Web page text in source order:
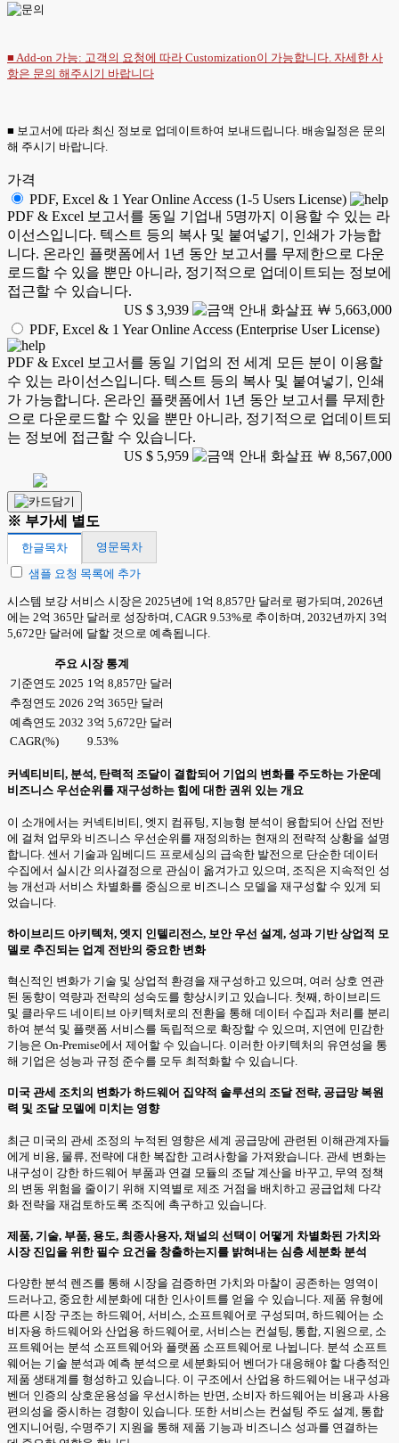
■ Add-on 가능: 고객의 요청에 따라 Customization이 가능합니다. 자세한 사
항은 문의 해주시기 바랍니다
■ 보고서에 따라 최신 정보로 업데이트하여 보내드립니다. 배송일정은 문의
해 주시기 바랍니다.
가격
PDF, Excel & 1 Year Online Access (1-5 Users License)
PDF & Excel 보고서를 동일 기업내 5명까지 이용할 수 있는 라
이선스입니다. 텍스트 등의 복사 및 붙여넣기, 인쇄가 가능합
니다. 온라인 플랫폼에서 1년 동안 보고서를 무제한으로 다운
로드할 수 있을 뿐만 아니라, 정기적으로 업데이트되는 정보에
접근할 수 있습니다.
US $ 3,939
￦ 5,663,000
PDF, Excel & 1 Year Online Access (Enterprise User License)
PDF & Excel 보고서를 동일 기업의 전 세계 모든 분이 이용할
수 있는 라이선스입니다. 텍스트 등의 복사 및 붙여넣기, 인쇄
가 가능합니다. 온라인 플랫폼에서 1년 동안 보고서를 무제한
으로 다운로드할 수 있을 뿐만 아니라, 정기적으로 업데이트되
는 정보에 접근할 수 있습니다.
US $ 5,959
￦ 8,567,000
※ 부가세 별도
한글목차
영문목차
샘플 요청 목록에 추가
시스템 보강 서비스 시장은 2025년에 1억 8,857만 달러로 평가되며, 2026년
에는 2억 365만 달러로 성장하며, CAGR 9.53%로 추이하며, 2032년까지 3억
5,672만 달러에 달할 것으로 예측됩니다.
주요 시장 통계
기준연도 2025 1억 8,857만 달러
추정연도 2026 2억 365만 달러
예측연도 2032 3억 5,672만 달러
CAGR(%)
9.53%
커넥티비티, 분석, 탄력적 조달이 결합되어 기업의 변화를 주도하는 가운데
비즈니스 우선순위를 재구성하는 힘에 대한 권위 있는 개요
이 소개에서는 커넥티비티, 엣지 컴퓨팅, 지능형 분석이 융합되어 산업 전반
에 걸쳐 업무와 비즈니스 우선순위를 재정의하는 현재의 전략적 상황을 설명
합니다. 센서 기술과 임베디드 프로세싱의 급속한 발전으로 단순한 데이터
수집에서 실시간 의사결정으로 관심이 옮겨가고 있으며, 조직은 지속적인 성
능 개선과 서비스 차별화를 중심으로 비즈니스 모델을 재구성할 수 있게 되
었습니다.
하이브리드 아키텍처, 엣지 인텔리전스, 보안 우선 설계, 성과 기반 상업적 모
델로 추진되는 업계 전반의 중요한 변화
혁신적인 변화가 기술 및 상업적 환경을 재구성하고 있으며, 여러 상호 연관
된 동향이 역량과 전략의 성숙도를 향상시키고 있습니다. 첫째, 하이브리드
및 클라우드 네이티브 아키텍처로의 전환을 통해 데이터 수집과 처리를 분리
하여 분석 및 플랫폼 서비스를 독립적으로 확장할 수 있으며, 지연에 민감한
기능은 On-Premise에서 제어할 수 있습니다. 이러한 아키텍처의 유연성을 통
해 기업은 성능과 규정 준수를 모두 최적화할 수 있습니다.
미국 관세 조치의 변화가 하드웨어 집약적 솔루션의 조달 전략, 공급망 복원
력 및 조달 모델에 미치는 영향
최근 미국의 관세 조정의 누적된 영향은 세계 공급망에 관련된 이해관계자들
에게 비용, 물류, 전략에 대한 복잡한 고려사항을 가져왔습니다. 관세 변화는
내구성이 강한 하드웨어 부품과 연결 모듈의 조달 계산을 바꾸고, 무역 정책
의 변동 위험을 줄이기 위해 지역별로 제조 거점을 배치하고 공급업체 다각
화 전략을 재검토하도록 조직에 촉구하고 있습니다.
제품, 기술, 부품, 용도, 최종사용자, 채널의 선택이 어떻게 차별화된 가치와
시장 진입을 위한 필수 요건을 창출하는지를 밝혀내는 심층 세분화 분석
다양한 분석 렌즈를 통해 시장을 검증하면 가치와 마찰이 공존하는 영역이
드러나고, 중요한 세분화에 대한 인사이트를 얻을 수 있습니다. 제품 유형에
따른 시장 구조는 하드웨어, 서비스, 소프트웨어로 구성되며, 하드웨어는 소
비자용 하드웨어와 산업용 하드웨어로, 서비스는 컨설팅, 통합, 지원으로, 소
프트웨어는 분석 소프트웨어와 플랫폼 소프트웨어로 나뉩니다. 분석 소프트
웨어는 기술 분석과 예측 분석으로 세분화되어 벤더가 대응해야 할 다층적인
제품 생태계를 형성하고 있습니다. 이 구조에서 산업용 하드웨어는 내구성과
벤더 인증의 상호운용성을 우선시하는 반면, 소비자 하드웨어는 비용과 사용
편의성을 중시하는 경향이 있습니다. 또한 서비스는 컨설팅 주도 설계, 통합
엔지니어링, 수명주기 지원을 통해 제품 기능과 비즈니스 성과를 연결하는